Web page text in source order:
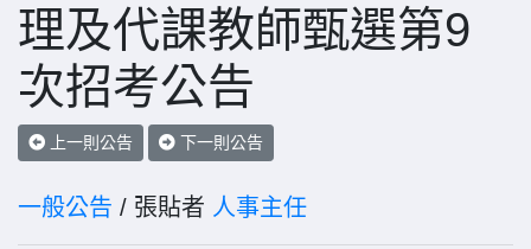
理及代課教師甄選第9
次招考公告
上一則公告 下一則公告
一般公告 / 張貼者 人事主任